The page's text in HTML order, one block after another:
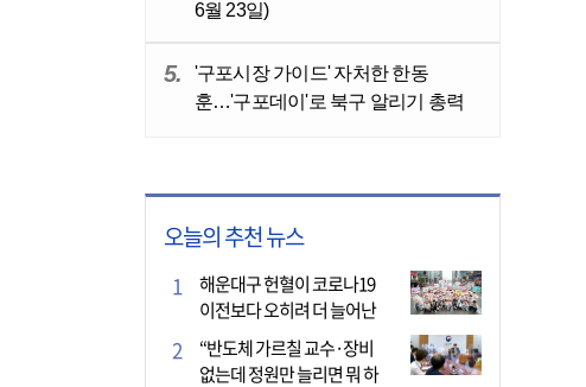
오늘의 추천 뉴스
해운대구 헌혈이 코로나19
이전보다 오히려 더 늘어난
이유는?
“반도체 가르칠 교수·장비
없는데 정원만 늘리면 뭐 하